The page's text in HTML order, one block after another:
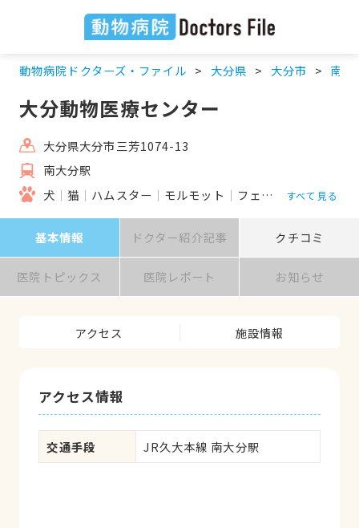
動物病院ドクターズ・ファイル 大分県 大分市 南大
大分動物医療センター
大分県大分市三芳1074-13
南大分駅
犬
猫 ハムスター モルモット フェレット うさぎ
すべて見る
基本情報 ドクター紹介記事 クチコミ
医院トピックス 医院レポート お知らせ
アクセス 施設情報
アクセス情報
交通手段 JR久大本線 南大分駅